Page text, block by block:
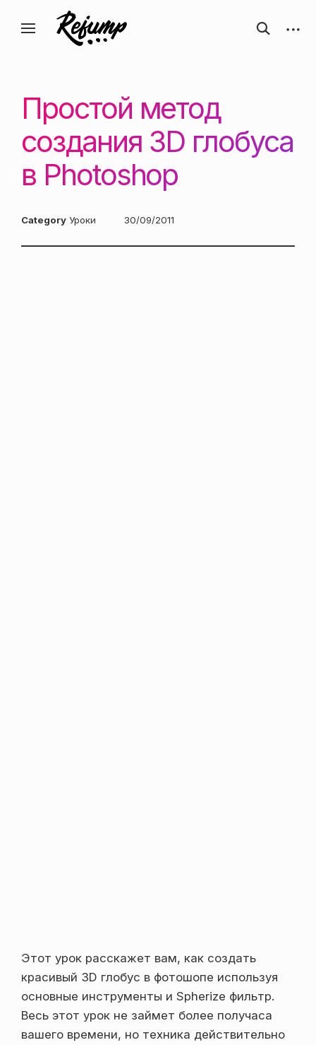
содержанию
Искусство, дизайн, вдохновение —
ReJump.ru
Блог о творчестве
открыть
форму
Простой метод
создания 3D глобуса
в Photoshop
Category Уроки
Posted
30/09/2011
Этот урок расскажет вам, как создать
красивый 3D глобус в фотошопе используя
основные инструменты и Spherize фильтр.
Весь этот урок не займет более получаса
вашего времени, но техника действительно